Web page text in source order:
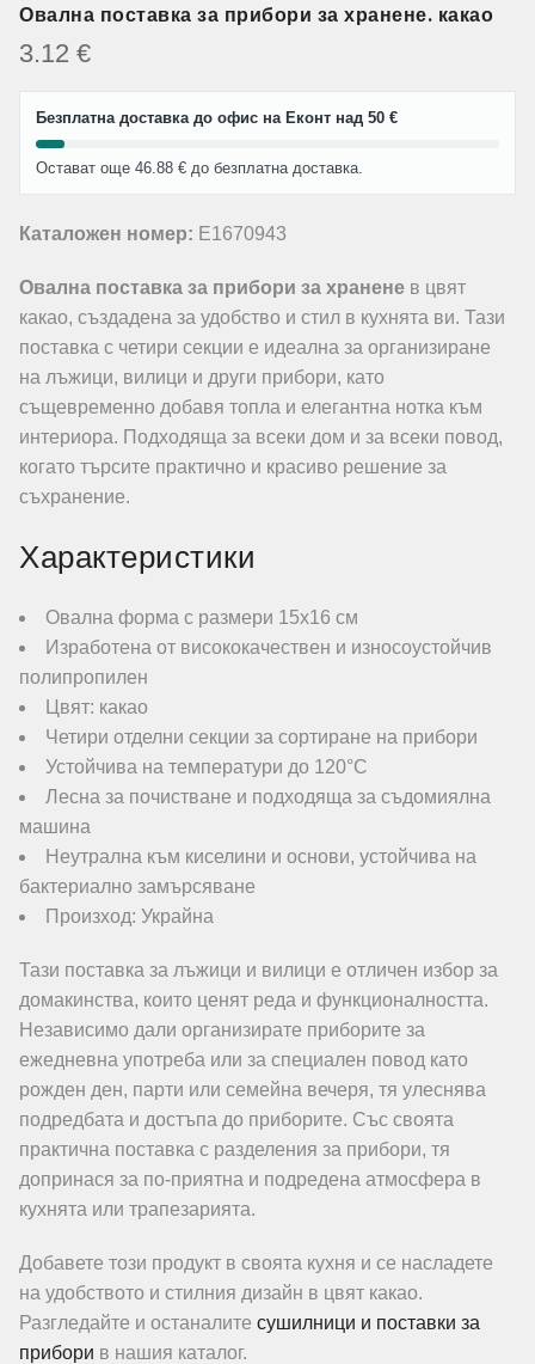
Овална поставка за прибори за хранене. какао
3.12 €
Безплатна доставка до офис на Еконт над 50 €
Остават още 46.88 € до безплатна доставка.
Каталожен номер: E1670943
Овална поставка за прибори за хранене в цвят
какао, създадена за удобство и стил в кухнята ви. Тази
поставка с четири секции е идеална за организиране
на лъжици, вилици и други прибори, като
същевременно добавя топла и елегантна нотка към
интериора. Подходяща за всеки дом и за всеки повод,
когато търсите практично и красиво решение за
съхранение.
Характеристики
Овална форма с размери 15х16 см
Изработена от висококачествен и износоустойчив
полипропилен
Цвят: какао
Четири отделни секции за сортиране на прибори
Устойчива на температури до 120°C
Лесна за почистване и подходяща за съдомиялна
машина
Неутрална към киселини и основи, устойчива на
бактериално замърсяване
Произход: Украйна
Тази поставка за лъжици и вилици е отличен избор за
домакинства, които ценят реда и функционалността.
Независимо дали организирате приборите за
ежедневна употреба или за специален повод като
рожден ден, парти или семейна вечеря, тя улеснява
подредбата и достъпа до приборите. Със своята
практична поставка с разделения за прибори, тя
допринася за по-приятна и подредена атмосфера в
кухнята или трапезарията.
Добавете този продукт в своята кухня и се насладете
на удобството и стилния дизайн в цвят какао.
Разгледайте и останалите сушилници и поставки за
прибори в нашия каталог.